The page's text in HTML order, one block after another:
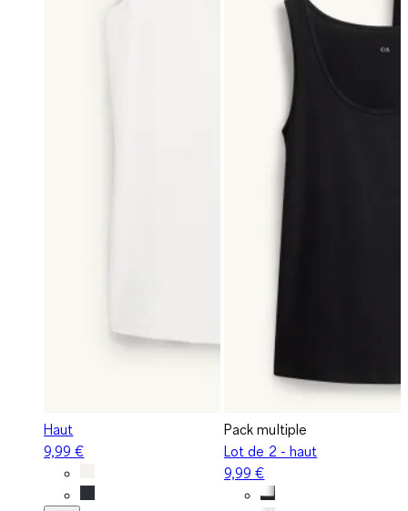
Haut
9,99 €
Pack multiple
Lot de 2 - haut
9,99 €